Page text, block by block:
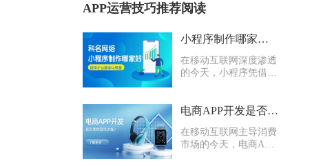
APP运营技巧推荐阅读
小程序制作哪家好？科名网络用专业筑牢企业数字化根基
在移动互联网深度渗透
的今天，小程序凭借轻
打通线上渠道、沉淀私
论是初创商户还是成熟
企业，都纷纷布局小程
电商APP开发是否要多做营销功能
在移动互联网主导消费
市场的今天，电商APP